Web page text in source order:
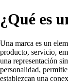
¿Qué es
Una marca es un
producto, servicio,
una representación
personalidad,
establezcan una